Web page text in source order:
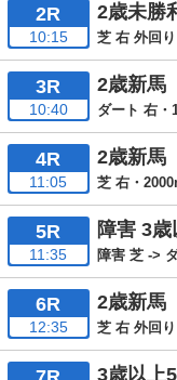
2R
10:15
2歳未勝
芝 右 外回
3R
10:40
2歳新馬
ダート 右・
4R
11:05
2歳新馬
芝 右・
5R
11:35
障害 3歳
障害 芝 ->
6R
12:35
2歳新馬
芝 右 外回
3歳以上